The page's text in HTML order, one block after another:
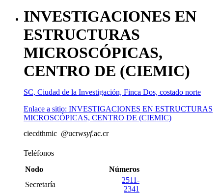
INVESTIGACIONES EN
ESTRUCTURAS
MICROSCÓPICAS,
CENTRO DE (CIEMIC)
SC, Ciudad de la Investigación, Finca Dos, costado norte
Enlace a sitio: INVESTIGACIONES EN ESTRUCTURAS
MICROSCÓPICAS, CENTRO DE (CIEMIC)
ciecdthmic @ucrwsyf.ac.cr
Teléfonos
Nodo
Números
Secretaría
2511-
2341